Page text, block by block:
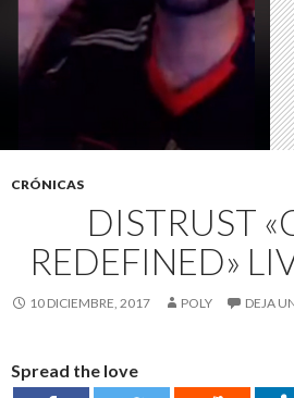
CRÓNICAS
DISTRUST
REDEFINED»
10 DICIEMBRE, 2017 POLY DEJA
Spread the love